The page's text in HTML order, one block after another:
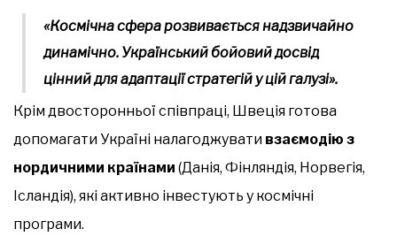
«Космічна сфера розвивається надзвичайно
динамічно. Український бойовий досвід
цінний для адаптації стратегій у цій галузі».
Крім двосторонньої співпраці, Швеція готова
допомагати Україні налагоджувати взаємодію з
нордичними країнами (Данія, Фінляндія, Норвегія,
Ісландія), які активно інвестують у космічні
програми.